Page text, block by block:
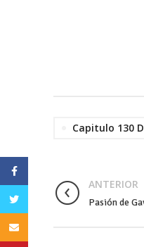
Capitulo 130
ANTERIOR
Pasión de
Twitter